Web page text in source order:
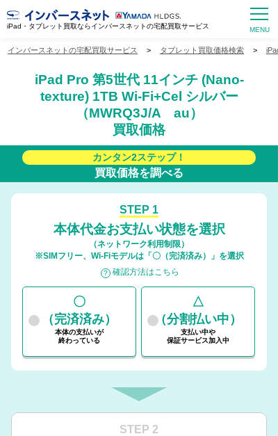
iPad・タブレット買取ならインバースネットの宅配買取サービス
インバースネットの宅配買取サービス > タブレット買取価格検索 >
iPad Pro 第5世代 11インチ (Nano-
texture) 1TB Wi-Fi+Cel シルバー
（MWRQ3J/A au）
買取価格
カンタン2ステップ！
買取価格を調べる
STEP 1
本体代金お支払い状態を選択
（ネットワーク利用制限）
※SIMフリー、Wi-Fiモデルは「〇（完済済み）」を選択
確認方法はこちら
〇
（完済済み）
本体の支払いが
終わっている
△
（分割払い中）
支払い中や
保証サービス加入中
STEP 2